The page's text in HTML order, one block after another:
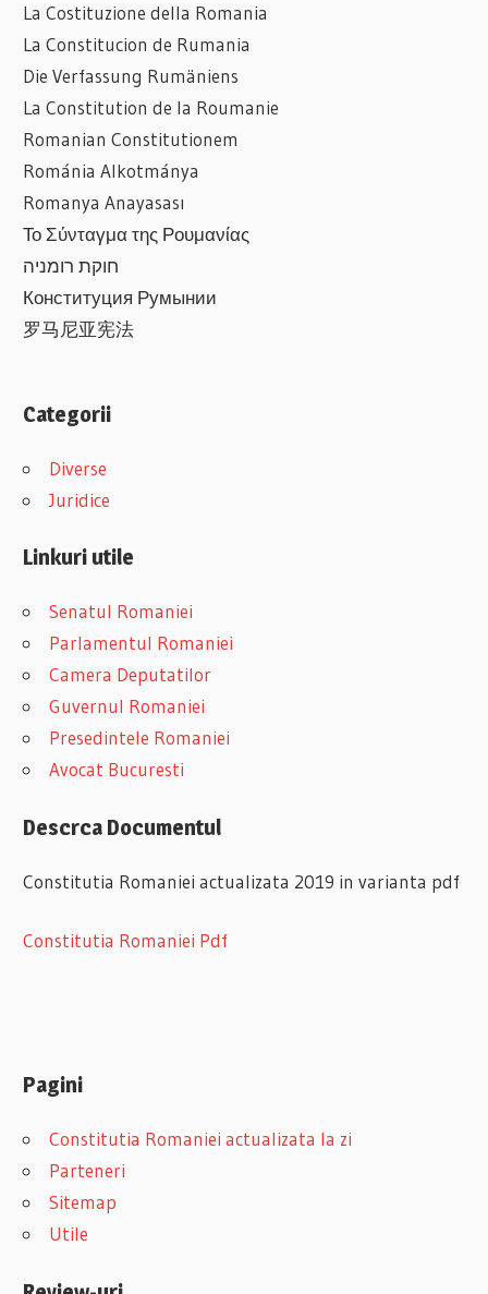
La Costituzione della Romania
La Constitucion de Rumania
Die Verfassung Rumäniens
La Constitution de la Roumanie
Romanian Constitutionem
Románia Alkotmánya
Romanya Anayasası
Το Σύνταγμα της Ρουμανίας
חוקת רומניה
Конституция Румынии
罗马尼亚宪法
Categorii
Diverse
Juridice
Linkuri utile
Senatul Romaniei
Parlamentul Romaniei
Camera Deputatilor
Guvernul Romaniei
Presedintele Romaniei
Avocat Bucuresti
Descrca Documentul
Constitutia Romaniei actualizata 2019 in varianta pdf
Constitutia Romaniei Pdf
Pagini
Constitutia Romaniei actualizata la zi
Parteneri
Sitemap
Utile